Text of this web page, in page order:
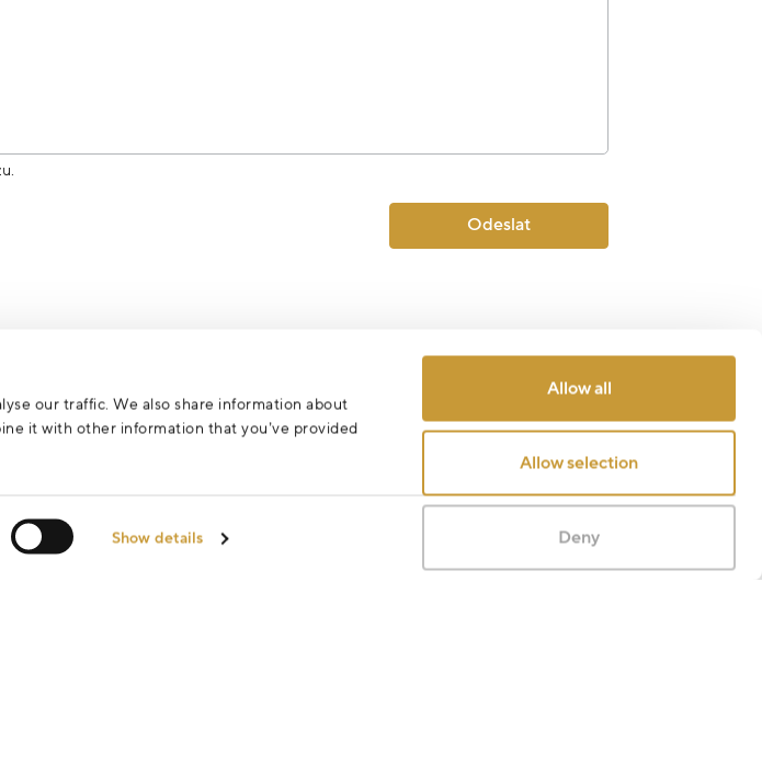
our traffic. We also share information about
it with other information that you’ve provided
Show details
Allow all
Allow selection
Deny
Odeslat